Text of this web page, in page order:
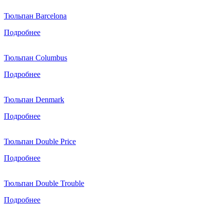
Тюльпан Barcelona
Подробнее
Тюльпан Columbus
Подробнее
Тюльпан Denmark
Подробнее
Тюльпан Double Price
Подробнее
Тюльпан Double Trouble
Подробнее